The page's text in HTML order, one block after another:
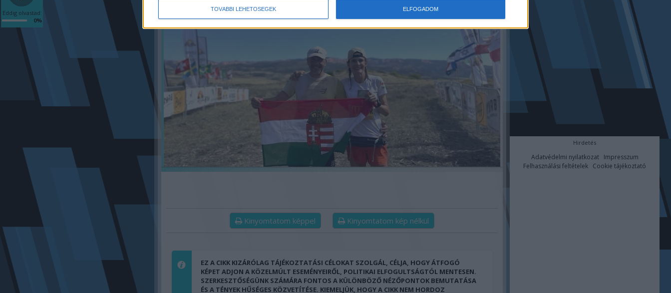
TOVÁBBI LEHETŐSÉGEK ELFOGADOM
Eddig olvastad:
0%
Hirdetés
Adatvédelmi nyilatkozat Impresszum
Felhasználási feltételek Cookie tájékoztató
Kinyomtatom képpel Kinyomtatom kép nélkül
EZ A CIKK KIZÁRÓLAG TÁJÉKOZTATÁSI CÉLOKAT SZOLGÁL, CÉLJA, HOGY ÁTFOGÓ
KÉPET ADJON A KÖZELMÚLT ESEMÉNYEIRŐL, POLITIKAI ELFOGULTSÁGTÓL MENTESEN.
SZERKESZTŐSÉGÜNK SZÁMÁRA FONTOS A KÜLÖNBÖZŐ NÉZŐPONTOK BEMUTATÁSA
ÉS A TÉNYEK HŰSÉGES KÖZVETÍTÉSE. KIEMELJÜK, HOGY A CIKK NEM HORDOZ